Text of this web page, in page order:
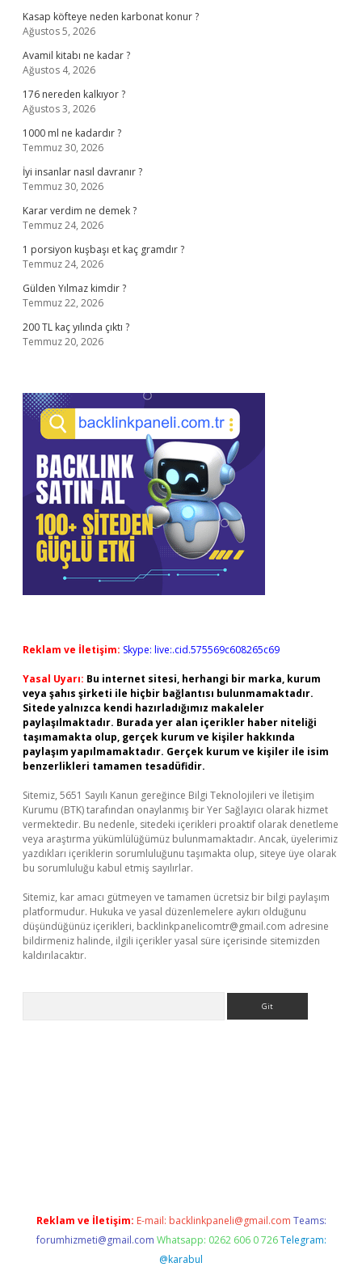
Kasap köfteye neden karbonat konur ?
Ağustos 5, 2026
Avamil kitabı ne kadar ?
Ağustos 4, 2026
176 nereden kalkıyor ?
Ağustos 3, 2026
1000 ml ne kadardır ?
Temmuz 30, 2026
İyi insanlar nasıl davranır ?
Temmuz 30, 2026
Karar verdim ne demek ?
Temmuz 24, 2026
1 porsiyon kuşbaşı et kaç gramdır ?
Temmuz 24, 2026
Gülden Yılmaz kimdir ?
Temmuz 22, 2026
200 TL kaç yılında çıktı ?
Temmuz 20, 2026
Reklam ve İletişim: Skype: live:.cid.575569c608265c69
Yasal Uyarı: Bu internet sitesi, herhangi bir marka, kurum
veya şahıs şirketi ile hiçbir bağlantısı bulunmamaktadır.
Sitede yalnızca kendi hazırladığımız makaleler
paylaşılmaktadır. Burada yer alan içerikler haber niteliği
taşımamakta olup, gerçek kurum ve kişiler hakkında
paylaşım yapılmamaktadır. Gerçek kurum ve kişiler ile isim
benzerlikleri tamamen tesadüfidir.
Sitemiz, 5651 Sayılı Kanun gereğince Bilgi Teknolojileri ve İletişim
Kurumu (BTK) tarafından onaylanmış bir Yer Sağlayıcı olarak hizmet
vermektedir. Bu nedenle, sitedeki içerikleri proaktif olarak denetleme
veya araştırma yükümlülüğümüz bulunmamaktadır. Ancak, üyelerimiz
yazdıkları içeriklerin sorumluluğunu taşımakta olup, siteye üye olarak
bu sorumluluğu kabul etmiş sayılırlar.
Sitemiz, kar amacı gütmeyen ve tamamen ücretsiz bir bilgi paylaşım
platformudur. Hukuka ve yasal düzenlemelere aykırı olduğunu
düşündüğünüz içerikleri, backlinkpanelicomtr@gmail.com adresine
bildirmeniz halinde, ilgili içerikler yasal süre içerisinde sitemizden
kaldırılacaktır.
Reklam ve İletişim: E-mail: backlinkpaneli@gmail.com Teams:
forumhizmeti@gmail.com Whatsapp: 0262 606 0 726 Telegram:
@karabul